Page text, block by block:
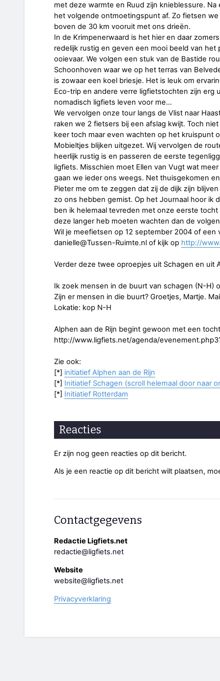
met deze warmte en Ruud zijn knieblessure.
het volgende ontmoetingspunt af. Zo fietsen
boven de 30 km vooruit met ons drieën.
In de Krimpenerwaard is het hier en daar
redelijk rustig en geven een mooi beeld van
ooievaar. We volgen een stuk van de Bastide
Schoonhoven waar we op het terras van
is zowaar een koel briesje. Het is leuk om
Eco-trip en andere verre ligfietstochten zijn erg
nomadisch ligfiets leven voor me…
We vervolgen onze tour langs de Vlist naar
raken we 2 fietsers bij een afslag kwijt. Toch
keer toch maar even wachten op het kruispunt
Mobieltjes blijken uitgezet. Wij vervolgen de
heerlijk rustig is en passeren de eerste
ligfiets. Misschien moet Ellen van Vugt wat
gaan we ieder ons weegs. Net thuisgekomen
Pieter me om te zeggen dat zij de dijk zijn
zo ons hebben gemist. Op het Journaal hoor ik
ben ik helemaal tevreden met onze eerste
deze langer heb moeten wachten dan de
Wil je meefietsen op 12 september 2004 of een
danielle@Tussen-Ruimte.nl of kijk op http://
Verder deze twee oproepjes uit Schagen en uit
Ik zoek mensen in de buurt van schagen (N-H)
Zijn er mensen in die buurt? Groetjes, Martje.
Lokatie: kop N-H
Alphen aan de Rijn begint gewoon met een
http://www.ligfiets.net/agenda/
Zie ook:
[*] initiatief Alphen aan de Rijn
[*] Initiatief Schagen (scroll helemaal door naar
[*] Initiatief Rotterdam
Reacties
Er zijn nog geen reacties op dit bericht.
Als je een reactie op dit bericht wilt plaatsen,
Contactgegevens
Redactie Ligfiets.net
redactie@ligfiets.net
Website
website@ligfiets.net
Privacyverklaring